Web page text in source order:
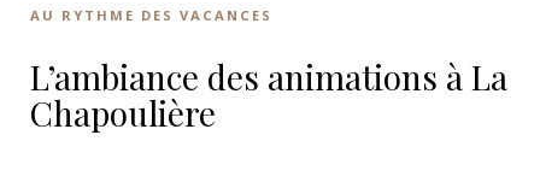
AU RYTHME DES VACANCES
L’ambiance des animations à La
Chapoulière